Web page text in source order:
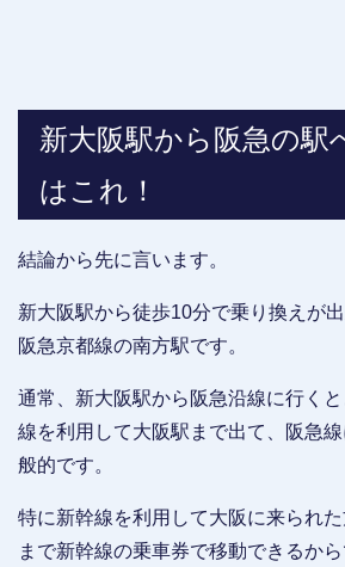
新大阪駅から阪急の駅
はこれ！
結論から先に言います。
新大阪駅から徒歩10分で乗り換えが
阪急京都線の南方駅です。
通常、新大阪駅から阪急沿線に行く
線を利用して大阪駅まで出て、阪急
般的です。
特に新幹線を利用して大阪に来られ
まで新幹線の乗車券で移動できるから